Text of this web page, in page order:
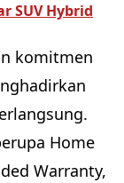
SUV Hybrid
komitmen
Home
Warranty,